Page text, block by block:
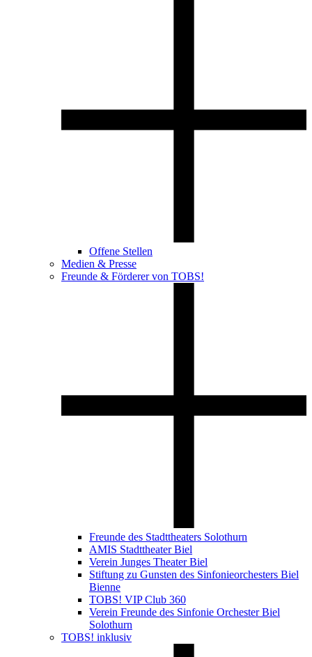
Offene Stellen
Medien & Presse
Freunde & Förderer von TOBS!
Freunde des Stadttheaters Solothurn
AMIS Stadttheater Biel
Verein Junges Theater Biel
Stiftung zu Gunsten des Sinfonieorchesters Biel
Bienne
TOBS! VIP Club 360
Verein Freunde des Sinfonie Orchester Biel
Solothurn
TOBS! inklusiv